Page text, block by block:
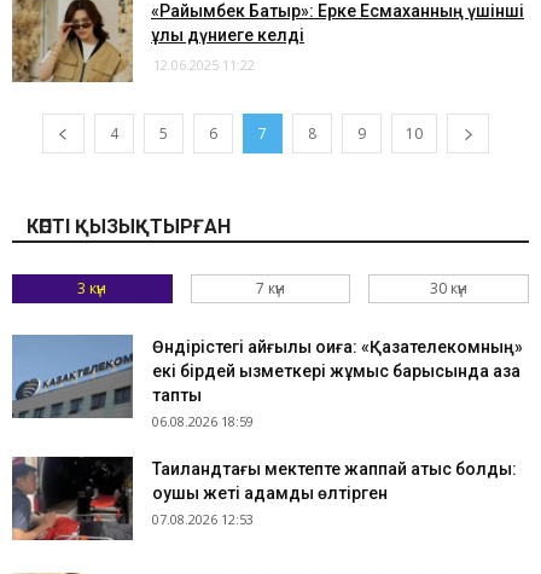
«Райымбек Батыр»: Ерке Есмаханның үшінші
ұлы дүниеге келді
12.06.2025 11:22
4 5 6 7 8 9 10
КӨПТІ ҚЫЗЫҚТЫРҒАН
3 күн 7 күн 30 күн
Өндірістегі қайғылы оқиға: «Қазақтелекомның»
екі бірдей қызметкері жұмыс барысында қаза
тапты
06.08.2026 18:59
Таиландтағы мектепте жаппай атыс болды:
оқушы жеті адамды өлтірген
07.08.2026 12:53